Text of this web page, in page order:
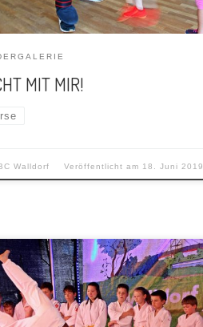
MIT MIR!
Walldorf Veröffentlicht am 18. Juni 2019